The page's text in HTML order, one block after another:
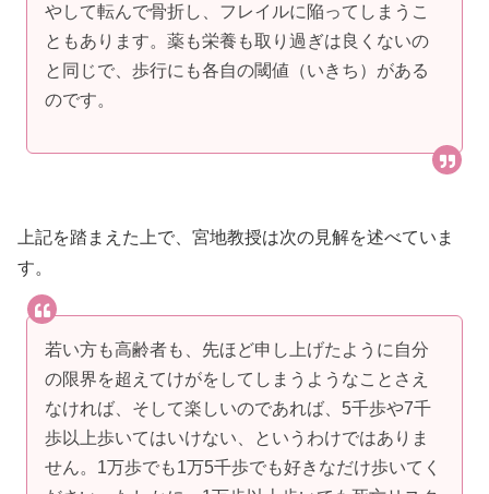
やして転んで骨折し、フレイルに陥ってしまうこ
ともあります。薬も栄養も取り過ぎは良くないの
と同じで、歩行にも各自の閾値（いきち）がある
のです。
上記を踏まえた上で、宮地教授は次の見解を述べていま
す。
若い方も高齢者も、先ほど申し上げたように自分
の限界を超えてけがをしてしまうようなことさえ
なければ、そして楽しいのであれば、5千歩や7千
歩以上歩いてはいけない、というわけではありま
せん。1万歩でも1万5千歩でも好きなだけ歩いてく